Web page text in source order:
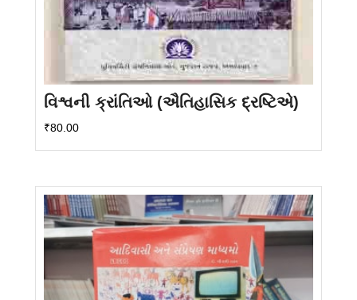
વિશ્વની ક્રાંતિઓ (ઐતિહાસિક દ્રષ્ટિએ)
₹80.00